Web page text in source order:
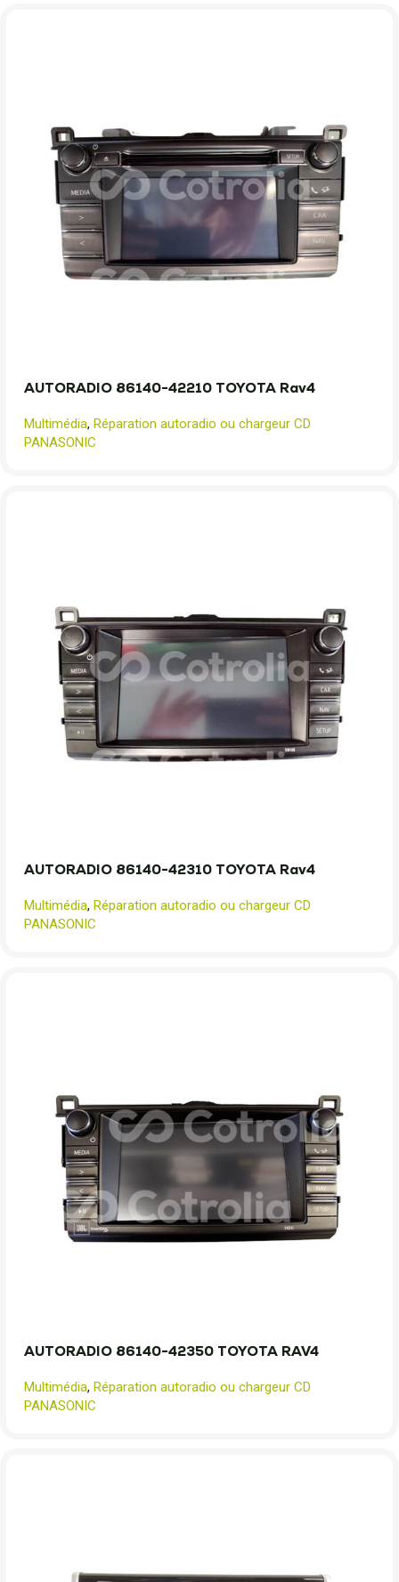
AUTORADIO 86140-42210 TOYOTA Rav4
Multimédia, Réparation autoradio ou chargeur CD
PANASONIC
AUTORADIO 86140-42310 TOYOTA Rav4
Multimédia, Réparation autoradio ou chargeur CD
PANASONIC
AUTORADIO 86140-42350 TOYOTA RAV4
Multimédia, Réparation autoradio ou chargeur CD
PANASONIC